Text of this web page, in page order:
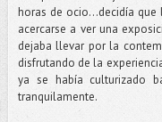
horas de ocio...decidía
acercarse a ver una
dejaba llevar por la
disfrutando de la
ya se había culturizado
tranquilamente.